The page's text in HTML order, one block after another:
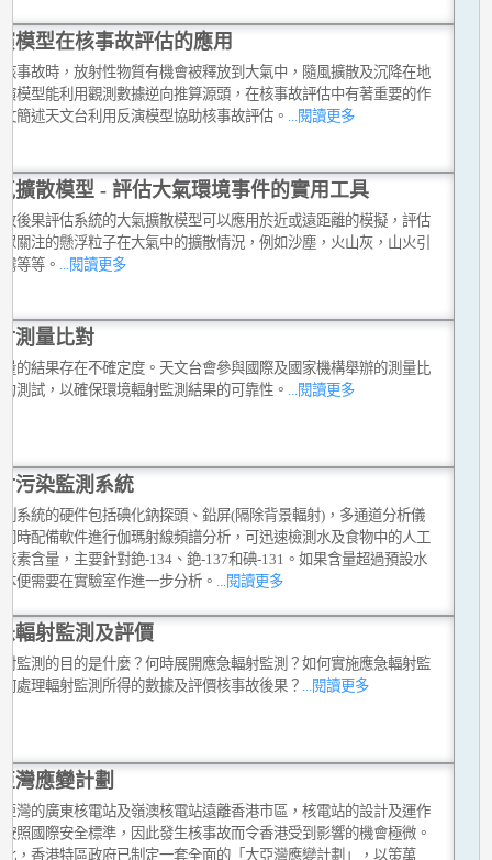
模型在核事故評估的應用
事故時，放射性物質有機會被釋放到大氣中，隨風擴散及沉降在地
模型能利用觀測數據逆向推算源頭，在核事故評估中有著重要的作
簡述天文台利用反演模型協助核事故評估。 ...閱讀更多
擴散模型 - 評估大氣環境事件的實用工具
後果評估系統的大氣擴散模型可以應用於近或遠距離的模擬，評估
關注的懸浮粒子在大氣中的擴散情況，例如沙塵，火山灰，山火引
等等。
...閱讀更多
測量比對
的結果存在不確定度。天文台會參與國際及國家機構舉辦的測量比
測試，以確保環境輻射監測結果的可靠性。
...閱讀更多
污染監測系統
系統的硬件包括碘化鈉探頭、鉛屏(隔除背景輻射)，多通道分析儀
時配備軟件進行伽瑪射線頻譜分析，可迅速檢測水及食物中的人工
素含量，主要針對銫-134、銫-137和碘-131。如果含量超過預設水
便需要在實驗室作進一步分析。 ...閱讀更多
輻射監測及評價
監測的目的是什麼？何時展開應急輻射監測？如何實施應急輻射監
處理輻射監測所得的數據及評價核事故後果？
...閱讀更多
灣應變計劃
灣的廣東核電站及嶺澳核電站遠離香港市區，核電站的設計及運作
照國際安全標準，因此發生核事故而令香港受到影響的機會極微。
，香港特區政府已制定一套全面的「大亞灣應變計劃」，以策萬